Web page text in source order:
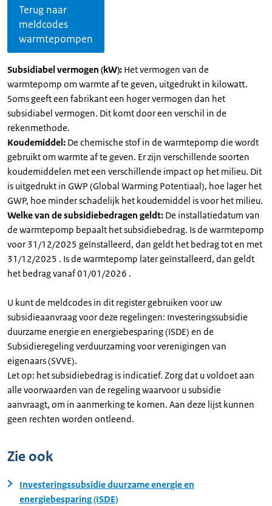
Terug naar
meldcodes
warmtepompen
Subsidiabel vermogen (kW): Het vermogen van de
warmtepomp om warmte af te geven, uitgedrukt in kilowatt.
Soms geeft een fabrikant een hoger vermogen dan het
subsidiabel vermogen. Dit komt door een verschil in de
rekenmethode.
Koudemiddel: De chemische stof in de warmtepomp die wordt
gebruikt om warmte af te geven. Er zijn verschillende soorten
koudemiddelen met een verschillende impact op het milieu. Dit
is uitgedrukt in GWP (Global Warming Potentiaal), hoe lager het
GWP, hoe minder schadelijk het koudemiddel is voor het milieu.
Welke van de subsidiebedragen geldt: De installatiedatum van
de warmtepomp bepaalt het subsidiebedrag. Is de warmtepomp
voor 31/12/2025 geïnstalleerd, dan geldt het bedrag tot en met
31/12/2025 . Is de warmtepomp later geïnstalleerd, dan geldt
het bedrag vanaf 01/01/2026 .
U kunt de meldcodes in dit register gebruiken voor uw
subsidieaanvraag voor deze regelingen: Investeringssubsidie
duurzame energie en energiebesparing (ISDE) en de
Subsidieregeling verduurzaming voor verenigingen van
eigenaars (SVVE).
Let op: het subsidiebedrag is indicatief. Zorg dat u voldoet aan
alle voorwaarden van de regeling waarvoor u subsidie
aanvraagt, om in aanmerking te komen. Aan deze lijst kunnen
geen rechten worden ontleend.
Zie ook
Investeringssubsidie duurzame energie en
energiebesparing (ISDE)